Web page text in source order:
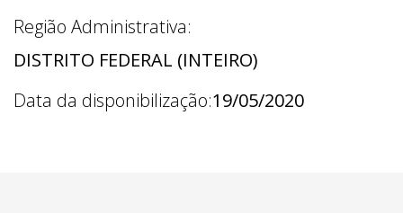
Região Administrativa:
DISTRITO FEDERAL (INTEIRO)
Data da disponibilização:19/05/2020